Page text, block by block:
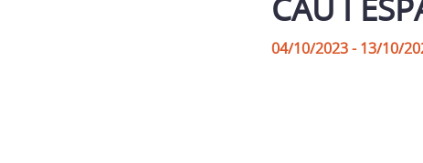
CAU I
04/10/2023 - 13/10/